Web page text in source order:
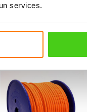
services.
gesneden en